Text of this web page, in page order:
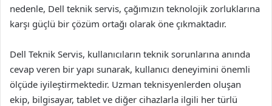
nedenle, Dell teknik servis, çağımızın teknolojik zorluklarına
karşı güçlü bir çözüm ortağı olarak öne çıkmaktadır.
Dell Teknik Servis, kullanıcıların teknik sorunlarına anında
cevap veren bir yapı sunarak, kullanıcı deneyimini önemli
ölçüde iyileştirmektedir. Uzman teknisyenlerden oluşan
ekip, bilgisayar, tablet ve diğer cihazlarla ilgili her türlü